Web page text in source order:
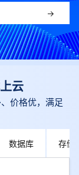
云
价格优，满足
数据库 存储